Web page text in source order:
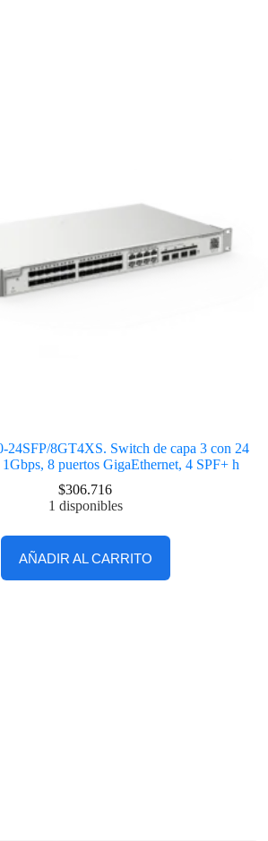
24SFP/8GT4XS. Switch de capa 3 con 24
1Gbps, 8 puertos GigaEthernet, 4 SPF+ h
$306.716
1 disponibles
AÑADIR AL CARRITO